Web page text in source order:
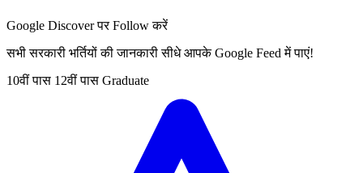
Google Discover पर Follow करें
सभी सरकारी भर्तियों की जानकारी सीधे आपके Google Feed में पाएं!
10वीं पास 12वीं पास Graduate